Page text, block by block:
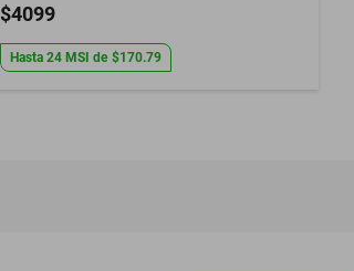
$4099
Hasta 24 MSI de $170.79